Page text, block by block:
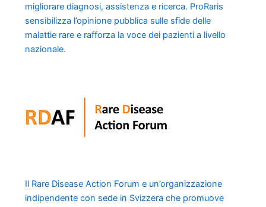
migliorare diagnosi, assistenza e ricerca. ProRaris
sensibilizza l’opinione pubblica sulle sfide delle
malattie rare e rafforza la voce dei pazienti a livello
nazionale.
Il Rare Disease Action Forum e un’organizzazione
indipendente con sede in Svizzera che promuove